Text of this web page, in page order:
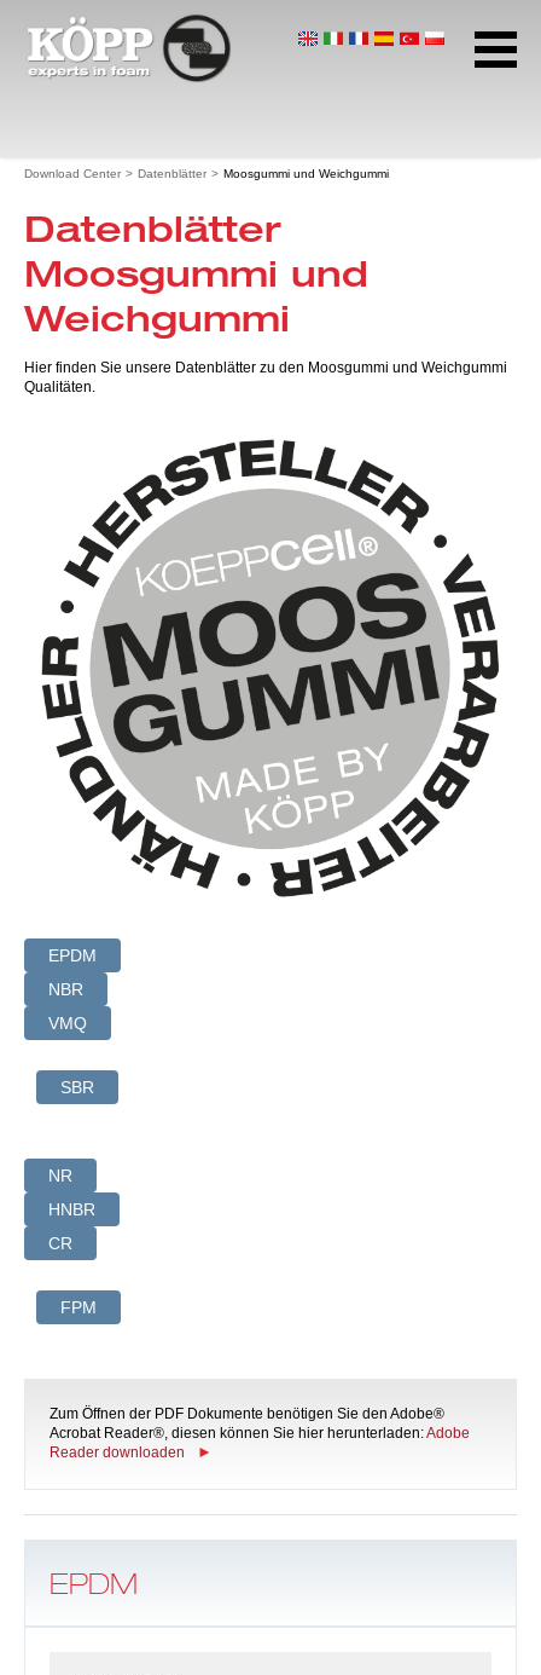
Unternehmen
Anwendungen
Download Center
Datenblätter
KoeppCell® Zellkautschuk
KoeppCell® Zellpolyethylen
Profilübersichten
Filtertechnik
insight.
Kontakt
Datenschutz
AGB
Impressum
Download Center Datenblätter Moosgummi und Weichgummi
Datenblätter
Moosgummi und
Weichgummi
Hier finden Sie unsere Datenblätter zu den Moosgummi und Weichgummi
Qualitäten.
EPDM
NBR
VMQ
SBR
NR
HNBR
CR
FPM
Zum Öffnen der PDF Dokumente benötigen Sie den Adobe®
Acrobat Reader®, diesen können Sie hier herunterladen:Adobe
Reader downloaden
EPDM